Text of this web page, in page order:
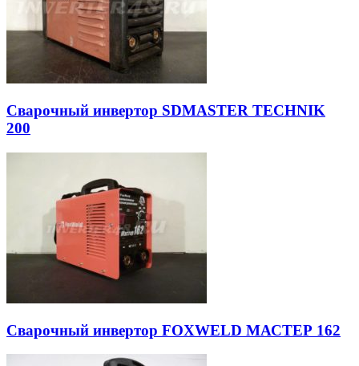
Сварочный инвертор SDMASTER TECHNIK
200
Сварочный инвертор FOXWELD МАСТЕР 162